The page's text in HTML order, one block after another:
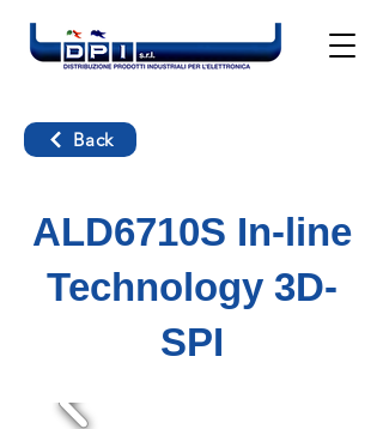
Back
ALD6710S In-line
Technology 3D-
SPI